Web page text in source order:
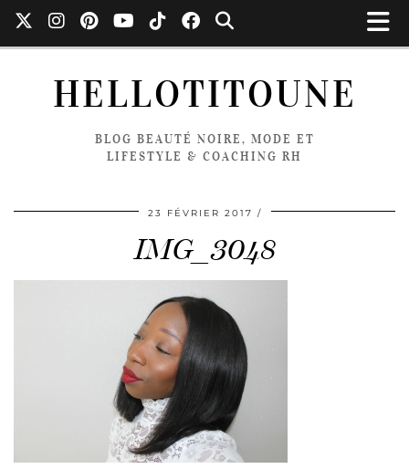
HELLOTITOUNE
BLOG BEAUTÉ NOIRE, MODE ET
LIFESTYLE & COACHING RH
23 FÉVRIER 2017
IMG_3048